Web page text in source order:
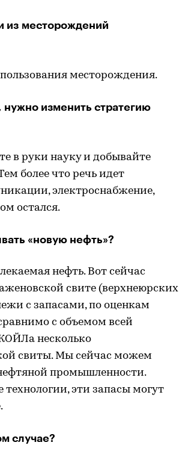
из месторождений
месторождения.
изменить стратегию
в руки науку и добывайте
более что речь идет
электроснабжение,
остался.
«новую нефть»?
нефть. Вот сейчас
свите (верхнеюрских
с запасами, по оценкам
с объемом всей
несколько
свиты. Мы сейчас можем
промышленности.
эти запасы могут
случае?